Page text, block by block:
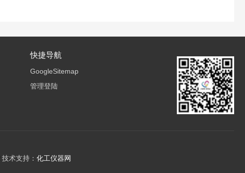
快捷导航
GoogleSitemap
管理登陆
技术支持： 化工仪器网